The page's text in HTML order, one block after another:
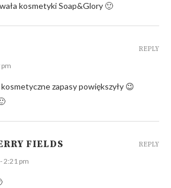
kosmetyki Soap&Glory 🙂
zapasy powiększyły 😉
REPLY
FIELDS
2:21 pm
REPLY